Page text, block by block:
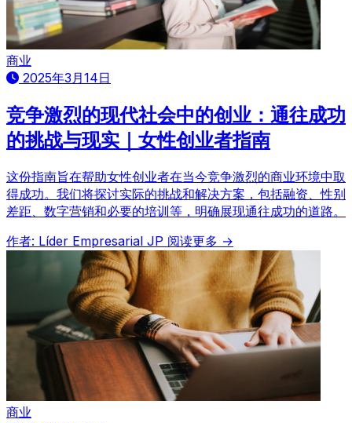
商业
2025年3月14日
竞争激烈的现代社会中的创业：通往成功
的挑战与现实｜女性创业者指南
这份指南旨在帮助女性创业者在当今竞争激烈的商业环境中取
得成功。我们将探讨实际的挑战和解决方案，包括融资、性别
差距、数字营销和必要的培训等，明确展现通往成功的道路。
作者: Líder Empresarial JP 阅读更多 →
商业